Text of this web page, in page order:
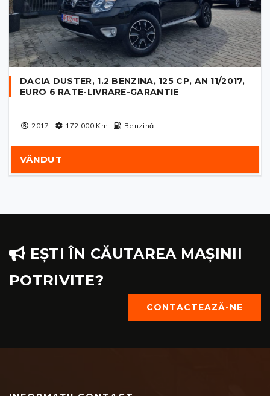
DACIA DUSTER, 1.2 BENZINA, 125 CP, AN 11/2017,
EURO 6 RATE-LIVRARE-GARANTIE
2017 172 000Km Benzină
VÂNDUT
EȘTI ÎN CĂUTAREA MAȘINII
POTRIVITE?
CONTACTEAZĂ-NE